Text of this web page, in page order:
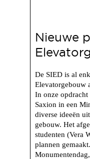
Nieuwe
De SIED is al
Elevatorgebouw
In onze opdracht
Saxion in een
diverse ideeën
gebouw. Het
studenten (Vera
plannen